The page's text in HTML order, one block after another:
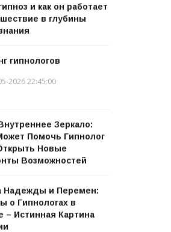
и как он работает
в глубины
гипнологов
2026 22:45:00
Зеркало:
Помочь Гипнолог
Новые
Возможностей
Надежды и Перемен:
о Гипнологах в
– Истинная Картина